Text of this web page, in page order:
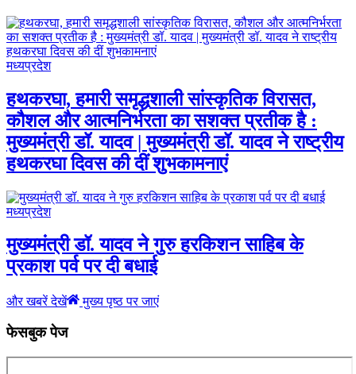
मध्यप्रदेश
हथकरघा, हमारी समृद्धशाली सांस्कृतिक विरासत,
कौशल और आत्मनिर्भरता का सशक्त प्रतीक है :
मुख्यमंत्री डॉ. यादव | मुख्यमंत्री डॉ. यादव ने राष्ट्रीय
हथकरघा दिवस की दीं शुभकामनाएं
मध्यप्रदेश
मुख्यमंत्री डॉ. यादव ने गुरु हरकिशन साहिब के
प्रकाश पर्व पर दी बधाई
और खबरें देखें मुख्य पृष्ठ पर जाएं
फेसबुक पेज